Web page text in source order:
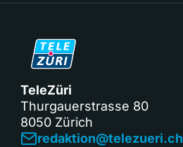
TeleZüri
Thurgauerstrasse 80
8050 Zürich
redaktion@telezueri.ch